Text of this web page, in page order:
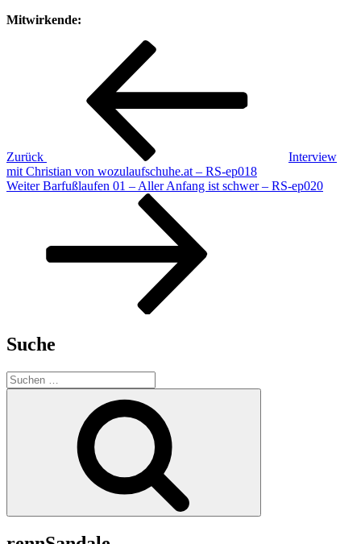
Mitwirkende:
Beitragsnavigation
Zurück
Interview
mit Christian von wozulaufschuhe.at – RS-ep018
Nächster
Weiter Barfußlaufen 01 – Aller Anfang ist schwer – RS-ep020
Suche
Suchen
nach: